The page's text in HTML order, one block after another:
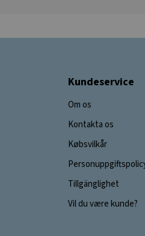
Kundeservice
Om os
Kontakta os
Købsvilkår
Tillgänglighet
Vil du være kunde?